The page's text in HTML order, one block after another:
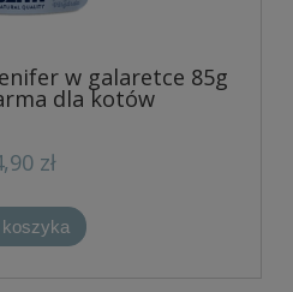
w galaretce 85g
dla kotów
zł
koszyka